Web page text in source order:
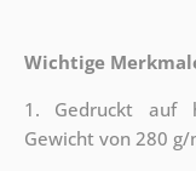
Wichtige
1. Gedruckt auf
Gewicht von 280 g/